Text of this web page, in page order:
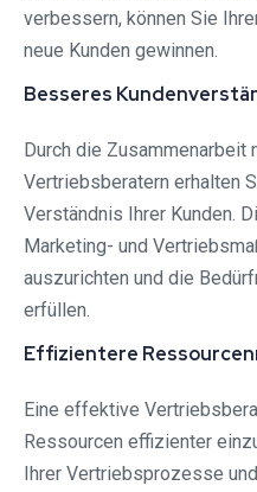
verbessern, können Sie
neue Kunden gewinnen.
Besseres
Durch die Zusammenarbeit
Vertriebsberatern erhalten
Verständnis Ihrer Kunden.
Marketing- und
auszurichten und die
erfüllen.
Effizientere
Eine effektive
Ressourcen effizienter
Ihrer Vertriebsprozesse